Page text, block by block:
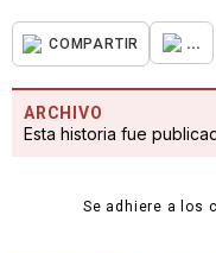
COMPARTIR ...
ARCHIVO
Esta historia fue
Se adhiere a los